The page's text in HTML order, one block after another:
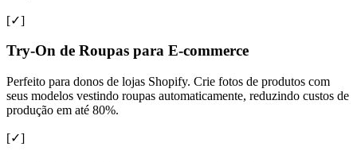
[✓]
Try-On de Roupas para E-commerce
Perfeito para donos de lojas Shopify. Crie fotos de produtos com
seus modelos vestindo roupas automaticamente, reduzindo custos de
produção em até 80%.
[✓]